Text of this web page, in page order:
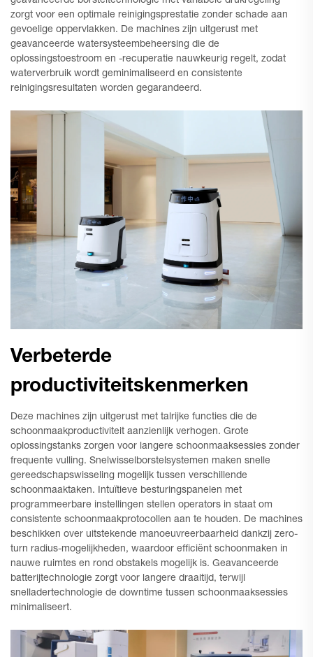
zorgt voor een optimale reinigingsprestatie zonder schade aan
gevoelige oppervlakken. De machines zijn uitgerust met
geavanceerde watersysteembeheersing die de
oplossingstoestroom en -recuperatie nauwkeurig regelt, zodat
waterverbruik wordt geminimaliseerd en consistente
reinigingsresultaten worden gegarandeerd.
Verbeterde
productiviteitskenmerken
Deze machines zijn uitgerust met talrijke functies die de
schoonmaakproductiviteit aanzienlijk verhogen. Grote
oplossingstanks zorgen voor langere schoonmaaksessies zonder
frequente vulling. Snelwisselborstelsystemen maken snelle
gereedschapswisseling mogelijk tussen verschillende
schoonmaaktaken. Intuïtieve besturingspanelen met
programmeerbare instellingen stellen operators in staat om
consistente schoonmaakprotocollen aan te houden. De machines
beschikken over uitstekende manoeuvreerbaarheid dankzij zero-
turn radius-mogelijkheden, waardoor efficiënt schoonmaken in
nauwe ruimtes en rond obstakels mogelijk is. Geavanceerde
batterijtechnologie zorgt voor langere draaitijd, terwijl
snelladertechnologie de downtime tussen schoonmaaksessies
minimaliseert.